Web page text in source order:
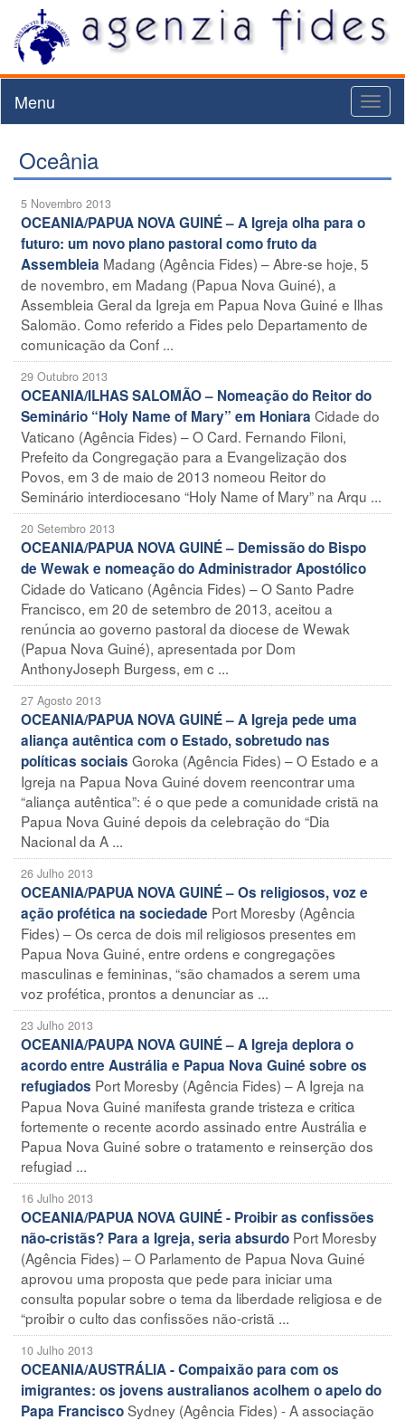
Menu
Oceânia
5 Novembro 2013
OCEANIA/PAPUA NOVA GUINÉ – A Igreja olha para o
futuro: um novo plano pastoral como fruto da
Assembleia Madang (Agência Fides) – Abre-se hoje, 5
de novembro, em Madang (Papua Nova Guiné), a
Assembleia Geral da Igreja em Papua Nova Guiné e Ilhas
Salomão. Como referido a Fides pelo Departamento de
comunicação da Conf ...
29 Outubro 2013
OCEANIA/ILHAS SALOMÃO – Nomeação do Reitor do
Seminário “Holy Name of Mary” em Honiara Cidade do
Vaticano (Agência Fides) – O Card. Fernando Filoni,
Prefeito da Congregação para a Evangelização dos
Povos, em 3 de maio de 2013 nomeou Reitor do
Seminário interdiocesano “Holy Name of Mary” na Arqu ...
20 Setembro 2013
OCEANIA/PAPUA NOVA GUINÉ – Demissão do Bispo
de Wewak e nomeação do Administrador Apostólico
Cidade do Vaticano (Agência Fides) – O Santo Padre
Francisco, em 20 de setembro de 2013, aceitou a
renúncia ao governo pastoral da diocese de Wewak
(Papua Nova Guiné), apresentada por Dom
AnthonyJoseph Burgess, em c ...
27 Agosto 2013
OCEANIA/PAPUA NOVA GUINÉ – A Igreja pede uma
aliança autêntica com o Estado, sobretudo nas
políticas sociais Goroka (Agência Fides) – O Estado e a
Igreja na Papua Nova Guiné dovem reencontrar uma
“aliança autêntica”: é o que pede a comunidade cristã na
Papua Nova Guiné depois da celebração do “Dia
Nacional da A ...
26 Julho 2013
OCEANIA/PAPUA NOVA GUINÉ – Os religiosos, voz e
ação profética na sociedade Port Moresby (Agência
Fides) – Os cerca de dois mil religiosos presentes em
Papua Nova Guiné, entre ordens e congregações
masculinas e femininas, “são chamados a serem uma
voz profética, prontos a denunciar as ...
23 Julho 2013
OCEANIA/PAUPA NOVA GUINÉ – A Igreja deplora o
acordo entre Austrália e Papua Nova Guiné sobre os
refugiados Port Moresby (Agência Fides) – A Igreja na
Papua Nova Guiné manifesta grande tristeza e critica
fortemente o recente acordo assinado entre Austrália e
Papua Nova Guiné sobre o tratamento e reinserção dos
refugiad ...
16 Julho 2013
OCEANIA/PAPUA NOVA GUINÉ - Proibir as confissões
não-cristãs? Para a Igreja, seria absurdo Port Moresby
(Agência Fides) – O Parlamento de Papua Nova Guiné
aprovou uma proposta que pede para iniciar uma
consulta popular sobre o tema da liberdade religiosa e de
“proibir o culto das confissões não-cristã ...
10 Julho 2013
OCEANIA/AUSTRÁLIA - Compaixão para com os
imigrantes: os jovens australianos acolhem o apelo do
Papa FranciscoSydney (Agência Fides) - A associação